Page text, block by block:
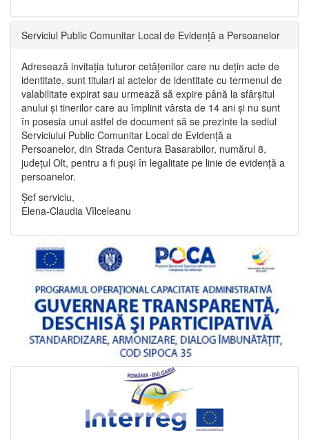
Serviciul Public Comunitar Local de Evidență a Persoanelor
Adresează invitația tuturor cetățenilor care nu dețin acte de
identitate, sunt titulari ai actelor de identitate cu termenul de
valabilitate expirat sau urmează să expire până la sfârșitul
anului și tinerilor care au împlinit vârsta de 14 ani și nu sunt
în posesia unui astfel de document să se prezinte la sediul
Serviciului Public Comunitar Local de Evidență a
Persoanelor, din Strada Centura Basarabilor, numărul 8,
județul Olt, pentru a fi puși în legalitate pe linie de evidență a
persoanelor.
Șef serviciu,
Elena-Claudia Vîlceleanu